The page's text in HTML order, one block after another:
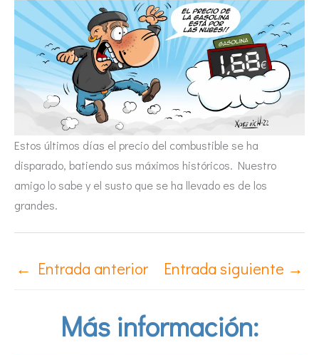
Estos últimos días el precio del combustible se ha
disparado, batiendo sus máximos históricos. Nuestro
amigo lo sabe y el susto que se ha llevado es de los
grandes.
← Entrada anterior Entrada siguiente →
Más información: